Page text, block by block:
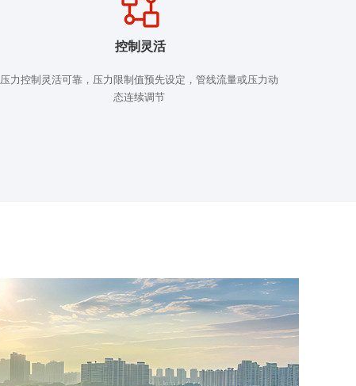
控制灵活
压力控制灵活可靠，压力限制值预先设定，管线流量或压力动
态连续调节